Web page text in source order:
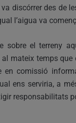
discórrer des de
l’aigua va
sobre el terreny
mateix temps
comissió
ens serviria, a
responsabilitats